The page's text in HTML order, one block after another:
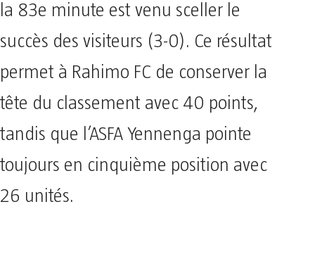
la 83e minute est venu sceller le
succès des visiteurs (3-0). Ce résultat
permet à Rahimo FC de conserver la
tête du classement avec 40 points,
tandis que l’ASFA Yennenga pointe
toujours en cinquième position avec
26 unités.